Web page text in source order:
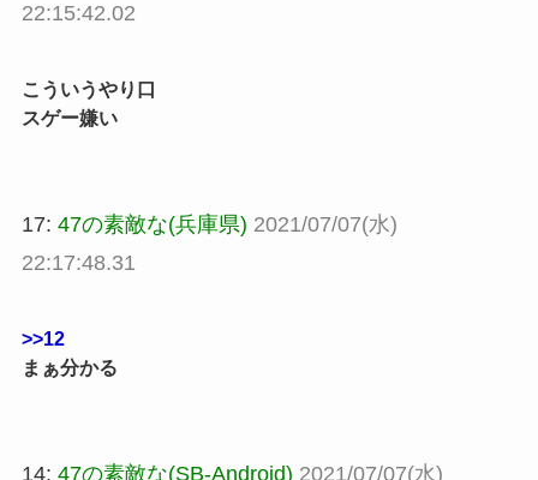
22:15:42.02
こういうやり口
スゲー嫌い
17: 47の素敵な(兵庫県) 2021/07/07(水)
22:17:48.31
>>12
まぁ分かる
14: 47の素敵な(SB-Android) 2021/07/07(水)